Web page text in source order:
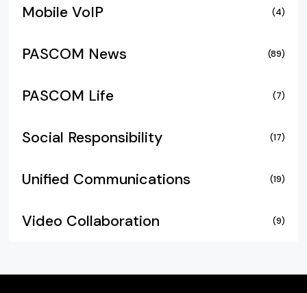
Mobile VoIP (4)
PASCOM News (89)
PASCOM Life (7)
Social Responsibility (17)
Unified Communications (19)
Video Collaboration (9)